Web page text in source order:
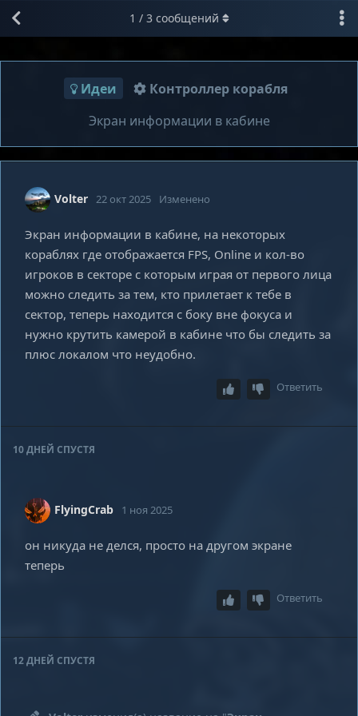
Идеи
Контроллер корабля
Экран информации в кабине
1 / 3 сообщений
Volter 22 окт 2025 Изменено
Экран информации в кабине, на некоторых
кораблях где отображается FPS, Online и кол-во
игроков в секторе с которым играя от первого лица
можно следить за тем, кто прилетает к тебе в
сектор, теперь находится с боку вне фокуса и
нужно крутить камерой в кабине что бы следить за
плюс локалом что неудобно.
Ответить
10 ДНЕЙ СПУСТЯ
FlyingCrab 1 ноя 2025
он никуда не делся, просто на другом экране
теперь
Ответить
12 ДНЕЙ СПУСТЯ